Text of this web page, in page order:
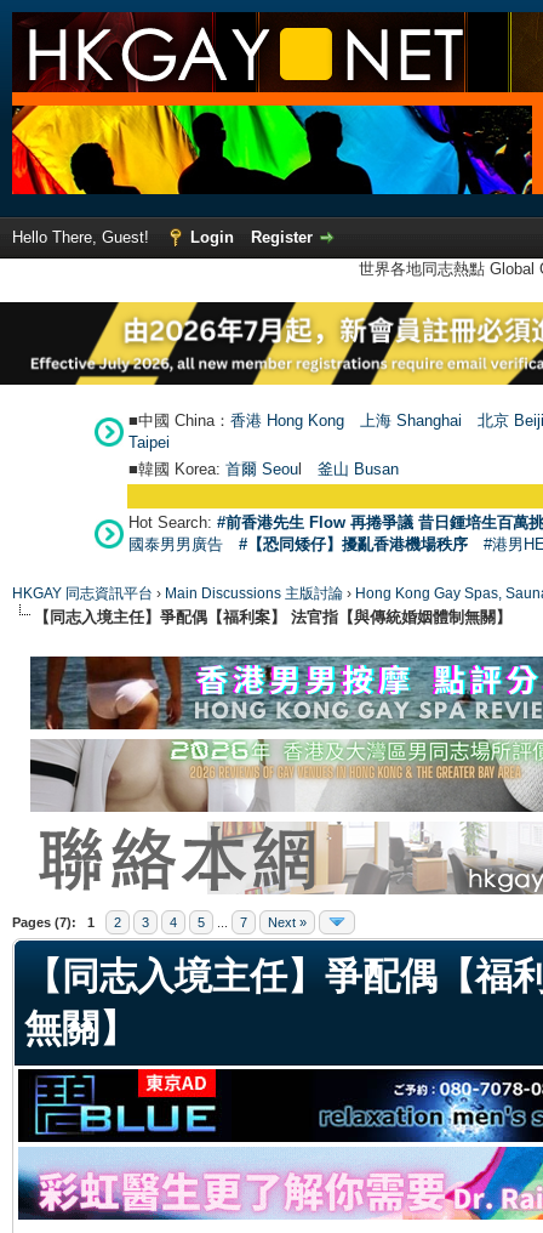
Hello There, Guest! Login
Register
世界各地同志熱點
■中國 China： 香港 Hong Kong 上海 Shanghai
北京
Taipei
■韓國 Korea: 首爾 Seoul 釜山 Busan
Hot Search: #前香港先生 Flow 再捲爭議 昔日鍾培生百萬
國泰男男廣告
#【恐同矮仔】擾亂香港機場秩序 #港男
HKGAY 同志資訊平台 › Main Discussions 主版討論 › Hong Kong Gay Spas,
【同志入境主任】爭配偶【福利案】 法官指【與傳統婚姻體制無關】
Pages (7): 1 2 3 4 5 7 Next »
【同志入境主任】爭配偶【
無關】